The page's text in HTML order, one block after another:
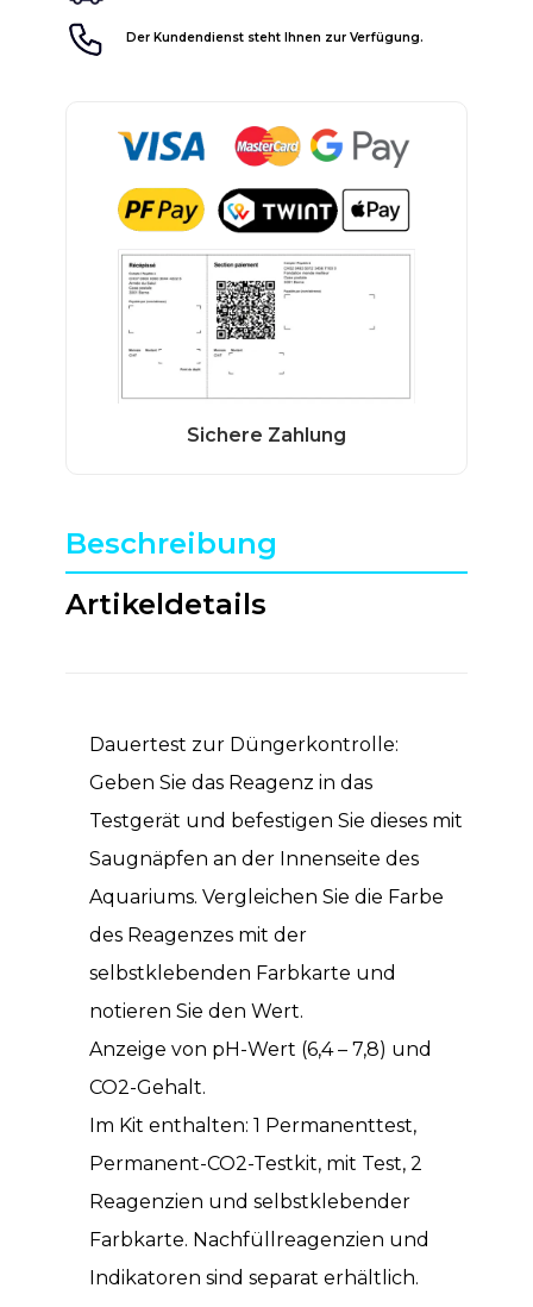
Der Kundendienst steht Ihnen zur Verfügung.
Beschreibung
Artikeldetails
Dauertest zur Düngerkontrolle:
Geben Sie das Reagenz in das
Testgerät und befestigen Sie dieses mit
Saugnäpfen an der Innenseite des
Aquariums. Vergleichen Sie die Farbe
des Reagenzes mit der
selbstklebenden Farbkarte und
notieren Sie den Wert.
Anzeige von pH-Wert (6,4 – 7,8) und
CO2-Gehalt.
Im Kit enthalten: 1 Permanenttest,
Permanent-CO2-Testkit, mit Test, 2
Reagenzien und selbstklebender
Farbkarte. Nachfüllreagenzien und
Indikatoren sind separat erhältlich.